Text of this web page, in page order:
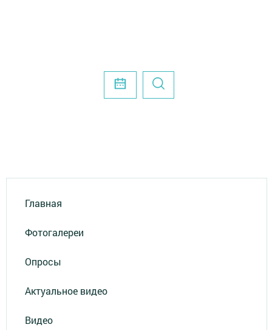
Главная
Фотогалереи
Опросы
Актуальное видео
Видео